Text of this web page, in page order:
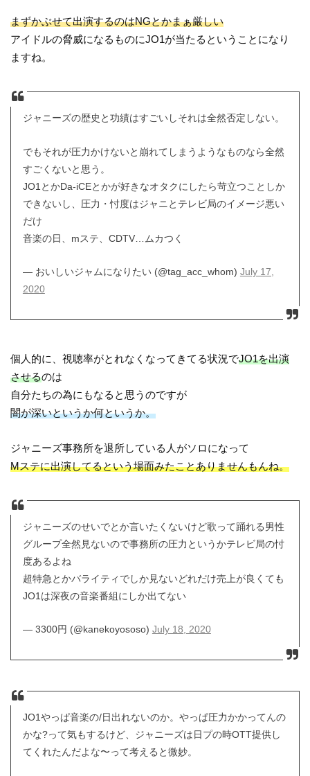
まずかぶせて出演するのはNGとかまぁ厳しい
アイドルの脅威になるものにJO1が当たるということになり
ますね。
ジャニーズの歴史と功績はすごいしそれは全然否定しない。
でもそれが圧力かけないと崩れてしまうようなものなら全然
すごくないと思う。
JO1とかDa-iCEとかが好きなオタクにしたら苛立つことしか
できないし、圧力・忖度はジャニとテレビ局のイメージ悪い
だけ
音楽の日、mステ、CDTV…ムカつく
— おいしいジャムになりたい (@tag_acc_whom) July 17,
2020
個人的に、視聴率がとれなくなってきてる状況でJO1を出演
させるのは
自分たちの為にもなると思うのですが
闇が深いというか何というか。
ジャニーズ事務所を退所している人がソロになって
Mステに出演してるという場面みたことありませんもんね。
ジャニーズのせいでとか言いたくないけど歌って踊れる男性
グループ全然見ないので事務所の圧力というかテレビ局の忖
度あるよね
超特急とかバライティでしか見ないどれだけ売上が良くても
JO1は深夜の音楽番組にしか出てない
— 3300円 (@kanekoyososo) July 18, 2020
JO1やっぱ音楽の/日出れないのか。やっぱ圧力かかってんの
かな?って気もするけど、ジャニーズは日プの時OTT提供し
てくれたんだよな〜って考えると微妙。